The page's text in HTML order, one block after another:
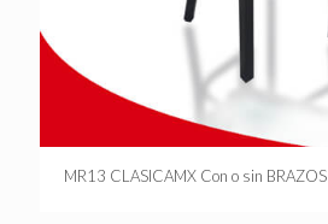
MR13 CLASICAMX Con o sin BRAZOS